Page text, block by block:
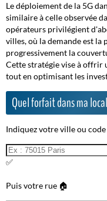
Le déploiement de la 5G
similaire à celle observée
opérateurs privilégient
villes, où la demande est la
progressivement la
Cette stratégie vise à offrir
tout en optimisant les
Quel forfait dans ma
Indiquez votre ville ou
✅
Puis votre rue 🏠